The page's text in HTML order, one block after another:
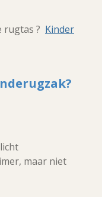
rugtas ? Kinder
maar niet